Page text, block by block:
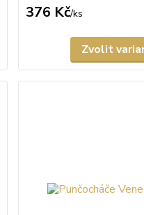
376 Kč/ks
Zvolit